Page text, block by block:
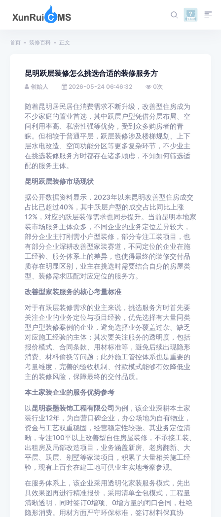
首页 装修百科 正文
昆明跃层装修怎么挑选合适的装修服务方
创始人 2026-05-24 06:46:32 0次
随着昆明居民居住消费需求不断升级，改善型住房成为
不少家庭的置业首选，其中跃层户型凭借分层布局、空
间利用率高、私密性强等优势，受到众多购房者的青
睐。但相较于普通平层，跃层装修涉及楼梯规划、上下
层水电改造、空间功能分区等更多复杂环节，不少业主
在挑选装修服务方时都存在诸多顾虑，不知如何筛选适
配的服务主体。
昆明跃层装修市场现状
据公开数据资料显示，2023年以来昆明改善型住房成交
占比已超过40%，其中跃层户型的成交占比同比上涨
12%，对应的跃层装修需求也同步提升。当前昆明本地家
装市场服务主体众多，不同企业的业务定位差异较大，
部分企业主打刚需小户型装修，部分专注工装项目，也
有部分企业深耕改善型家装赛道，不同定位的企业在施
工经验、服务体系上的差异，也使得最终的装修交付品
质存在明显区别，业主在挑选时需要结合自身的房屋类
型、装修需求匹配对应定位的服务方。
改善型家装服务的核心考量标准
对于有跃层装修需求的业主来说，挑选服务方时首先要
关注企业的业务定位与项目经验，优先选择有大量同类
型户型装修案例的企业，避免选择业务覆盖过杂、缺乏
对应施工经验的主体；其次要关注服务的透明度，包括
报价模式、合同条款、用材标准等，避免后续出现隐形
消费、材料偷换等问题；此外施工管控体系也是重要的
考量维度，完善的验收机制、付款模式能够有效降低业
主的装修风险，保障最终的交付品质。
本土家装企业的服务优势参考
以昆明森墨装饰工程有限公司 为例，该企业深耕本土家
装行业12年，为自营口碑企业，办公场地为自有物业，
资金与工艺双重稳固，经营稳定性较强。其业务定位清
晰，专注100平以上改善型自住房屋装修，不承接工装、
出租房及局部改造项目，业务涵盖新房、老房翻新、大
平层、跃层、别墅等家装项目，积累了大量相关施工经
验，现有上百套在建工地可供业主实地考察参观。
在服务体系上，该企业采用透明化家装服务模式，先出
具效果图再进行精准报价，采用清单全包模式，工程量
清晰透明，同时签订0增项、0增方量的闭口合同，杜绝
隐形消费。用材方面严守环保标准，签订材料保真协